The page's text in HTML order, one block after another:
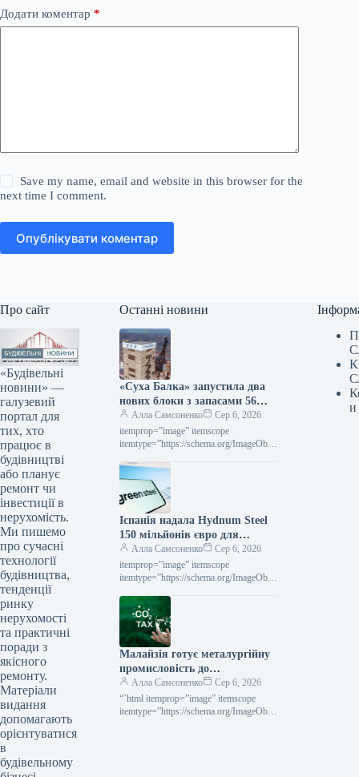
Додати коментар *
Save my name, email and website in this browser for the
next time I comment.
Опублікувати коментар
Про сайт
«Будівельні
новини» —
галузевий
портал для
тих, хто
працює в
будівництві
або планує
ремонт чи
інвестиції в
нерухомість.
Ми пишемо
про сучасні
технології
будівництва,
тенденції
ринку
нерухомості
та практичні
поради з
якісного
ремонту.
Матеріали
видання
допомагають
орієнтуватися
в
будівельному
Останні новини
«Суха Балка» запустила два
нових блоки з запасами 56
тис. тонн руди
Алла Самсоненко
Сер 6, 2026
itemprop=”image” itemscope
itemtype=”https://schema.org/ImageObje
Індустрія Суха Балка Роздрукувати
201 06 Серпня 2026 «Суха Балка»
запустила у роботу…
Іспанія надала Hydnum Steel
150 мільйонів євро для
спорудження підприємства з
виробництва екологічно
чистої сталі
Алла Самсоненко
Сер 6, 2026
itemprop=”image” itemscope
itemtype=”https://schema.org/ImageObje
Green Steel Новини Глобальний ринок
Іспанія Роздрукувати 238 06 Серпня
2026 Іспанія виділила Hydnum…
Малайзія готує металургійну
промисловість до
європейського механізму
вуглецевого коридору
Алла Самсоненко
Сер 6, 2026
“`html itemprop=”image” itemscope
itemtype=”https://schema.org/ImageObje
и